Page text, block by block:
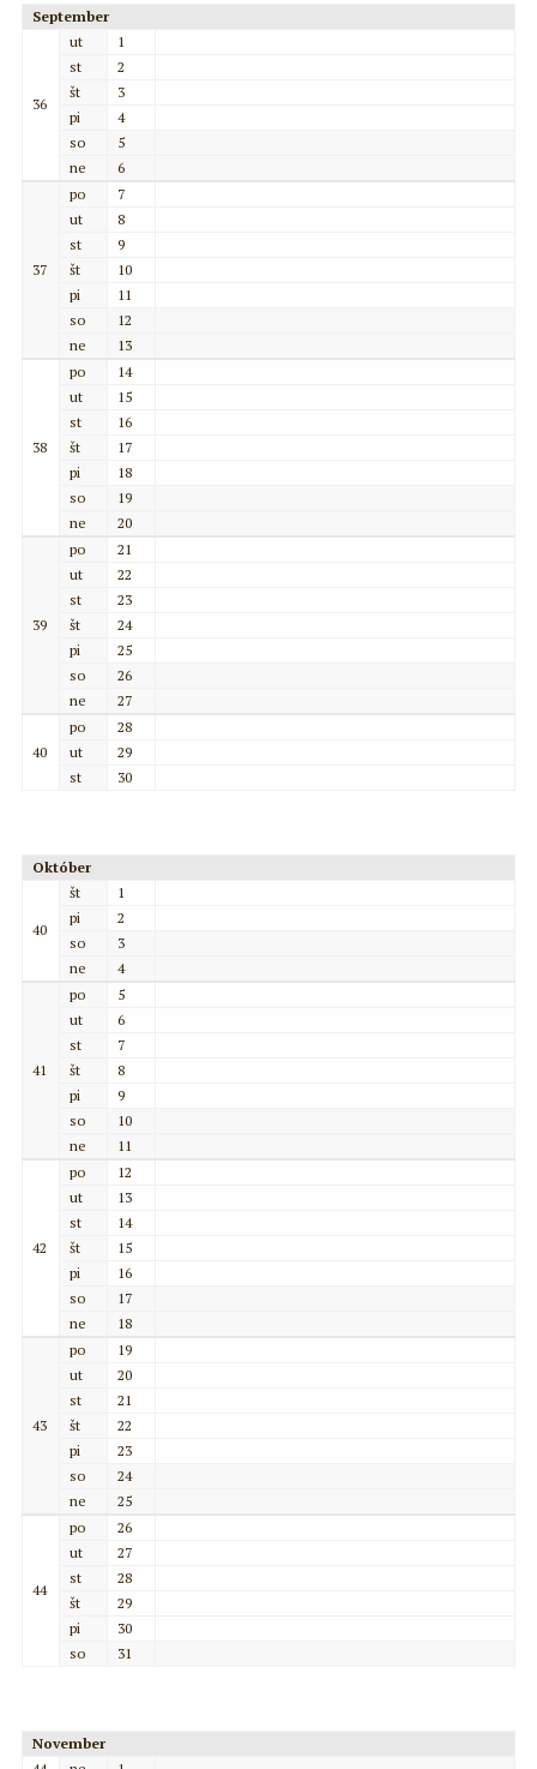
September
36
ut
1
st
2
št
3
pi
4
so
5
ne
6
37
po
7
ut
8
st
9
št
10
pi
11
so
12
ne
13
38
po
14
ut
15
st
16
št
17
pi
18
so
19
ne
20
39
po
21
ut
22
st
23
št
24
pi
25
so
26
ne
27
40
po
28
ut
29
st
30
Október
40
št
1
pi
2
so
3
ne
4
41
po
5
ut
6
st
7
št
8
pi
9
so
10
ne
11
42
po
12
ut
13
st
14
št
15
pi
16
so
17
ne
18
43
po
19
ut
20
st
21
št
22
pi
23
so
24
ne
25
44
po
26
ut
27
st
28
št
29
pi
30
so
31
November